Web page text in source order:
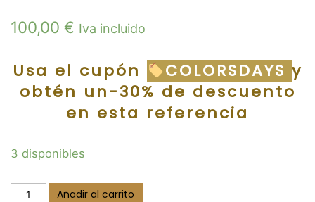
100,00 € Iva incluido
Usa el cupón COLORSDAYS y
obtén un-30% de descuento
en esta referencia
3 disponibles
Ciudad
Añadir al carrito